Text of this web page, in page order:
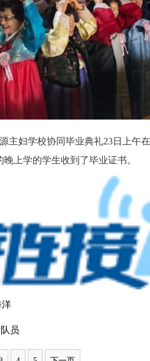
妇学校协同毕业典礼23日上午
上学的学生收到了毕业证书。
洋
员